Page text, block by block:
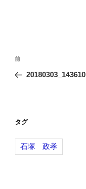
投
ナ
ー
シ
ョ
前
の
前
20180303_143610
タグ
石塚 政孝